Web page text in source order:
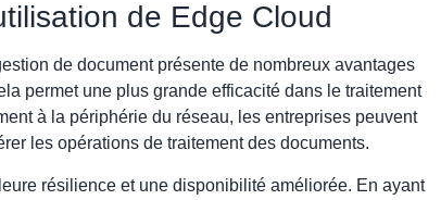
de Edge Cloud
de document présente de nombreux avantages
permet une plus grande efficacité dans le traitement
à la périphérie du réseau, les entreprises peuvent
les opérations de traitement des documents.
résilience et une disponibilité améliorée. En ayant